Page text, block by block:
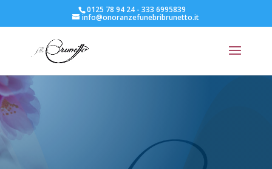
0125 78 94 24 - 333 6995839
info@onoranzefunebribrunetto.it